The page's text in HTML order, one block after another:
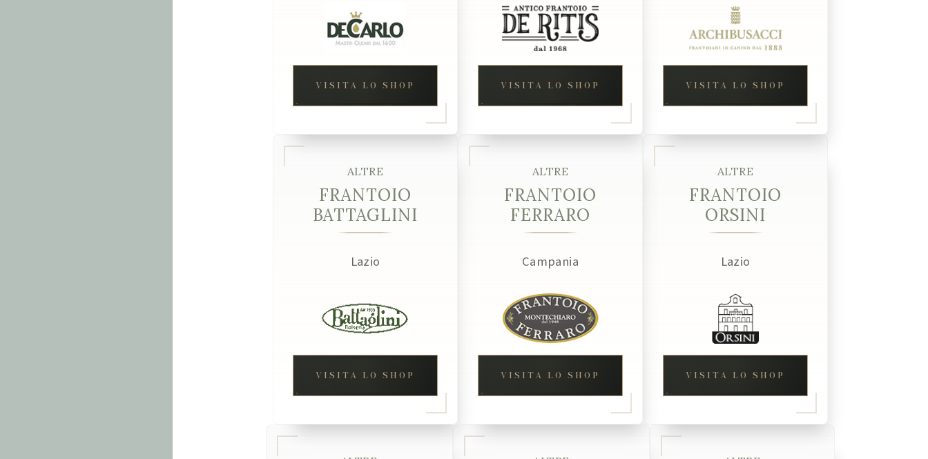
VISITA LO SHOP VISITA LO SHOP VISITA LO SHOP
ALTRE
FRANTOIO
BATTAGLINI
Lazio
VISITA LO SHOP
ALTRE
FRANTOIO
FERRARO
Campania
VISITA LO SHOP
ALTRE
FRANTOIO
ORSINI
Lazio
VISITA LO SHOP